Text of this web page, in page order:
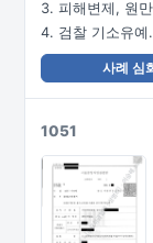
피해변제, 원
검찰 기소유
사례 심
1051